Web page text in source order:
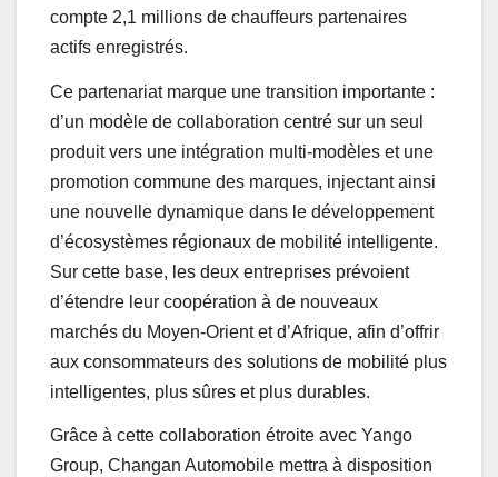
compte 2,1 millions de chauffeurs partenaires
actifs enregistrés.
Ce partenariat marque une transition importante :
d’un modèle de collaboration centré sur un seul
produit vers une intégration multi-modèles et une
promotion commune des marques, injectant ainsi
une nouvelle dynamique dans le développement
d’écosystèmes régionaux de mobilité intelligente.
Sur cette base, les deux entreprises prévoient
d’étendre leur coopération à de nouveaux
marchés du Moyen-Orient et d’Afrique, afin d’offrir
aux consommateurs des solutions de mobilité plus
intelligentes, plus sûres et plus durables.
Grâce à cette collaboration étroite avec Yango
Group, Changan Automobile mettra à disposition